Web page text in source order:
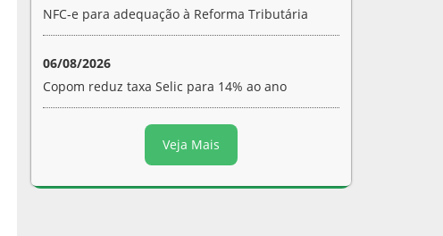
NFC-e para adequação à Reforma Tributária
06/08/2026
Copom reduz taxa Selic para 14% ao ano
Veja Mais